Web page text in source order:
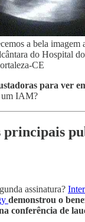
a bela imagem
do Hospital
CE
para ver
um IAM?
assinatura?
demonstrou o
conferência de